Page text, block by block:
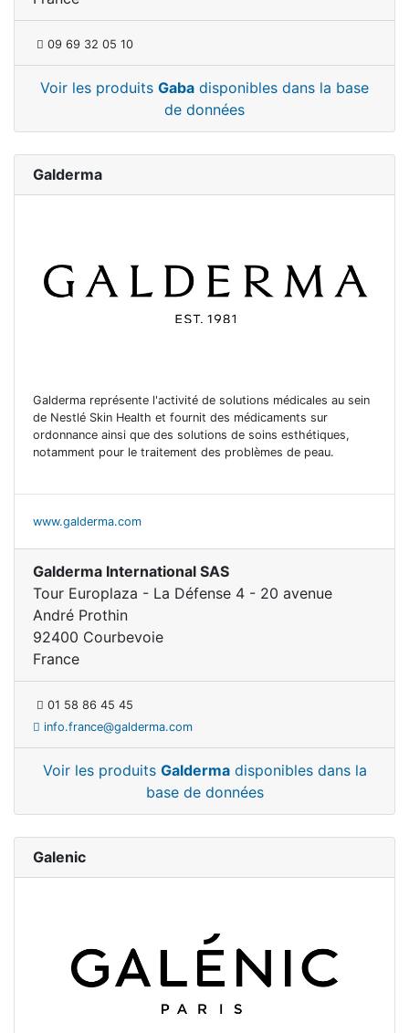
09 69 32 05 10
Voir les produits Gaba disponibles dans la base
de données
Galderma
Galderma représente l'activité de solutions médicales au sein
de Nestlé Skin Health et fournit des médicaments sur
ordonnance ainsi que des solutions de soins esthétiques,
notamment pour le traitement des problèmes de peau.
www.galderma.com
Galderma International SAS
Tour Europlaza - La Défense 4 - 20 avenue
André Prothin
92400 Courbevoie
France
01 58 86 45 45
info.france@galderma.com
Voir les produits Galdermadisponibles dans la
base de données
Galenic